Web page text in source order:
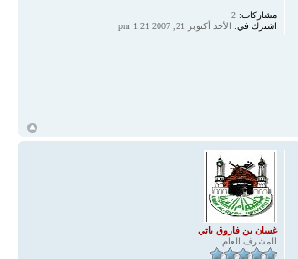
مشاركات:
اشترك في: الأحد أكتوبر 21, 2007 1:21 pm
غسان بن فاروق باتي
المشرف العام